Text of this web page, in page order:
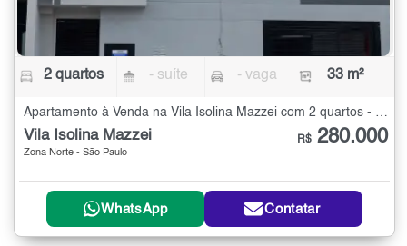
2 quartos - suíte - vaga 33 m²
Apartamento à Venda na Vila Isolina Mazzei com 2 quartos - 33 m²
Vila Isolina Mazzei
Zona Norte - São Paulo
R$ 280.000
WhatsApp Contatar